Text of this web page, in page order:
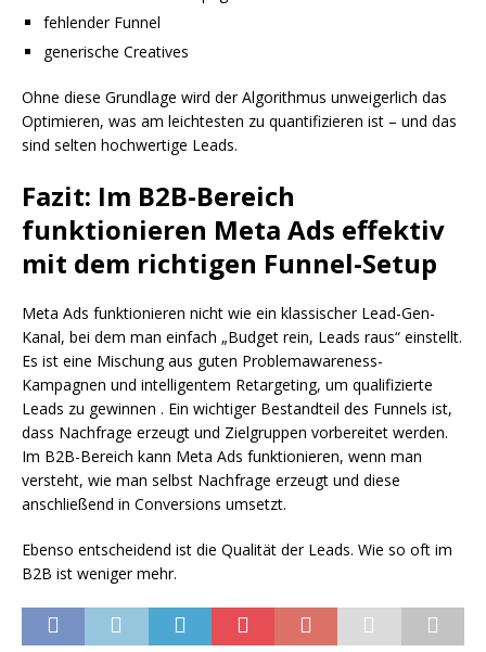
fehlender Funnel
generische Creatives
Ohne diese Grundlage wird der Algorithmus unweigerlich das
Optimieren, was am leichtesten zu quantifizieren ist – und das
sind selten hochwertige Leads.
Fazit: Im B2B-Bereich
funktionieren Meta Ads effektiv
mit dem richtigen Funnel-Setup
Meta Ads funktionieren nicht wie ein klassischer Lead-Gen-
Kanal, bei dem man einfach „Budget rein, Leads raus“ einstellt.
Es ist eine Mischung aus guten Problemawareness-
Kampagnen und intelligentem Retargeting, um qualifizierte
Leads zu gewinnen . Ein wichtiger Bestandteil des Funnels ist,
dass Nachfrage erzeugt und Zielgruppen vorbereitet werden.
Im B2B-Bereich kann Meta Ads funktionieren, wenn man
versteht, wie man selbst Nachfrage erzeugt und diese
anschließend in Conversions umsetzt.
Ebenso entscheidend ist die Qualität der Leads. Wie so oft im
B2B ist weniger mehr.